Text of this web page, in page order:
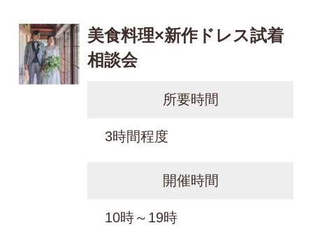
美食料理×新作ドレス試着
相談会
所要時間
3時間程度
開催時間
10時～19時